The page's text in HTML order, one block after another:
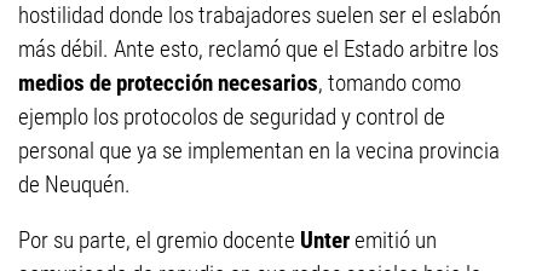
hostilidad donde los trabajadores suelen ser el eslabón
más débil. Ante esto, reclamó que el Estado arbitre los
medios de protección necesarios, tomando como
ejemplo los protocolos de seguridad y control de
personal que ya se implementan en la vecina provincia
de Neuquén.
Por su parte, el gremio docente Unteremitió un